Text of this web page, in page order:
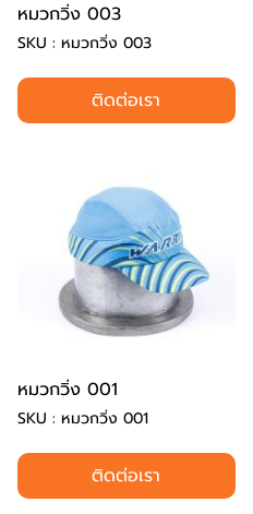
หมวกวิ่ง 003
SKU : หมวกวิ่ง 003
ติดต่อเรา
หมวกวิ่ง 001
SKU : หมวกวิ่ง 001
ติดต่อเรา